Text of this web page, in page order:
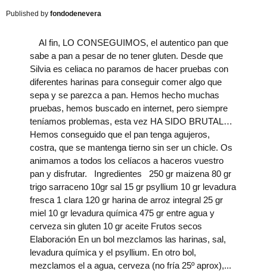
fondodenevera
Al fin, LO CONSEGUIMOS, el autentico pan que
sabe a pan a pesar de no tener gluten. Desde que
Silvia es celiaca no paramos de hacer pruebas con
diferentes harinas para conseguir comer algo que
sepa y se parezca a pan. Hemos hecho muchas
pruebas, hemos buscado en internet, pero siempre
teníamos problemas, esta vez HA SIDO BRUTAL…
Hemos conseguido que el pan tenga agujeros,
costra, que se mantenga tierno sin ser un chicle. Os
animamos a todos los celíacos a haceros vuestro
pan y disfrutar. Ingredientes 250 gr maizena 80 gr
trigo sarraceno 10gr sal 15 gr psyllium 10 gr levadura
fresca 1 clara 120 gr harina de arroz integral 25 gr
miel 10 gr levadura química 475 gr entre agua y
cerveza sin gluten 10 gr aceite Frutos secos
Elaboración En un bol mezclamos las harinas, sal,
levadura química y el psyllium. En otro bol,
mezclamos el a agua, cerveza (no fría 25º aprox),